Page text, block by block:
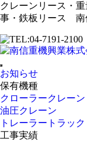
クレーンリース・
事・鉄板リース 南
お知らせ
保有機種
クローラークレーン
油圧クレーン
トレーラートラック
工事実績